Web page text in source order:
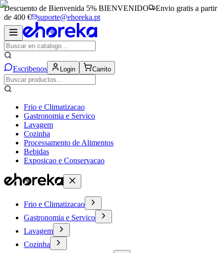
Descuento de Bienvenida 5% BIENVENIDO
Envio gratis a partir
de 400 €
suporte@ehoreka.pt
Escribenos Login Carrito
Frio e Climatizacao
Gastronomia e Servico
Lavagem
Cozinha
Processamento de Alimentos
Bebidas
Exposicao e Conservacao
Frio e Climatizacao
Gastronomia e Servico
Lavagem
Cozinha